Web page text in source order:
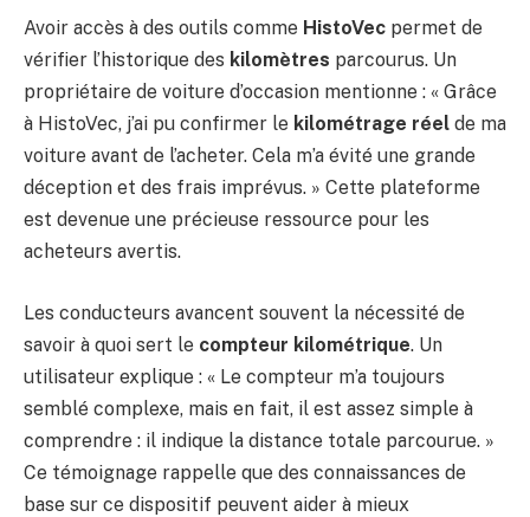
Avoir accès à des outils comme HistoVec permet de
vérifier l’historique des kilomètres parcourus. Un
propriétaire de voiture d’occasion mentionne : « Grâce
à HistoVec, j’ai pu confirmer le kilométrage réel de ma
voiture avant de l’acheter. Cela m’a évité une grande
déception et des frais imprévus. » Cette plateforme
est devenue une précieuse ressource pour les
acheteurs avertis.
Les conducteurs avancent souvent la nécessité de
savoir à quoi sert le compteur kilométrique. Un
utilisateur explique : « Le compteur m’a toujours
semblé complexe, mais en fait, il est assez simple à
comprendre : il indique la distance totale parcourue. »
Ce témoignage rappelle que des connaissances de
base sur ce dispositif peuvent aider à mieux